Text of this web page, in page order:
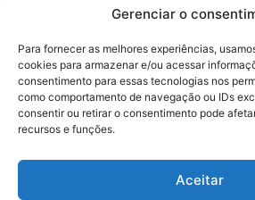
Gerenciar o
Para fornecer as melhores experiências,
cookies para armazenar e/ou acessar
consentimento para essas tecnologias nos
como comportamento de navegação ou IDs
consentir ou retirar o consentimento pode
recursos e funções.
Aceitar
Contato:
Política de